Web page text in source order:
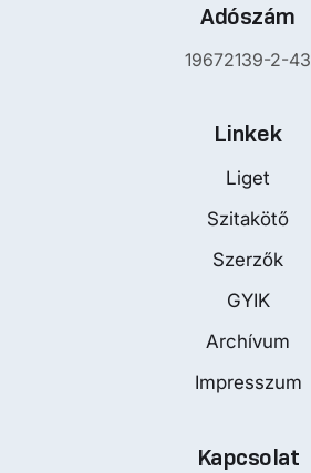
Adószám
19672139-2-43
Linkek
Liget
Szitakötő
Szerzők
GYIK
Archívum
Impresszum
Kapcsolat